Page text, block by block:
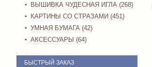
ВЫШИВКА ЧУДЕСНАЯ ИГЛА (268)
КАРТИНЫ СО СТРАЗАМИ (451)
УМНАЯ БУМАГА (42)
АКСЕССУАРЫ (64)
БЫСТРЫЙ ЗАКАЗ